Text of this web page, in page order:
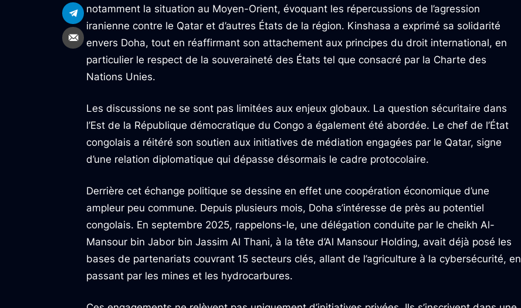
notamment la situation au Moyen-Orient, évoquant les répercussions de l’agression
iranienne contre le Qatar et d’autres États de la région. Kinshasa a exprimé sa solidarité
envers Doha, tout en réaffirmant son attachement aux principes du droit international, en
particulier le respect de la souveraineté des États tel que consacré par la Charte des
Nations Unies.
Les discussions ne se sont pas limitées aux enjeux globaux. La question sécuritaire dans
l’Est de la République démocratique du Congo a également été abordée. Le chef de l’État
congolais a réitéré son soutien aux initiatives de médiation engagées par le Qatar, signe
d’une relation diplomatique qui dépasse désormais le cadre protocolaire.
Derrière cet échange politique se dessine en effet une coopération économique d’une
ampleur peu commune. Depuis plusieurs mois, Doha s’intéresse de près au potentiel
congolais. En septembre 2025, rappelons-le, une délégation conduite par le cheikh Al-
Mansour bin Jabor bin Jassim Al Thani, à la tête d’Al Mansour Holding, avait déjà posé les
bases de partenariats couvrant 15 secteurs clés, allant de l’agriculture à la cybersécurité, en
passant par les mines et les hydrocarbures.